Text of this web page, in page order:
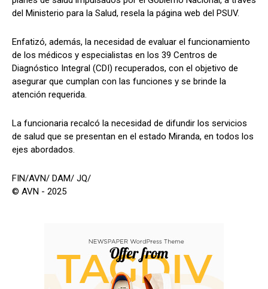
del Ministerio para la Salud, resela la página web del PSUV.
Enfatizó, además, la necesidad de evaluar el funcionamiento
de los médicos y especialistas en los 39 Centros de
Diagnóstico Integral (CDI) recuperados, con el objetivo de
asegurar que cumplan con las funciones y se brinde la
atención requerida.
La funcionaria recalcó la necesidad de difundir los servicios
de salud que se presentan en el estado Miranda, en todos los
ejes abordados.
FIN/AVN/ DAM/ JQ/
© AVN - 2025